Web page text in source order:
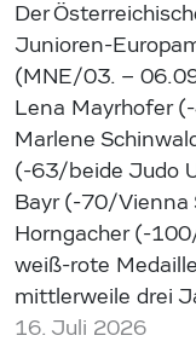
Der
Junioren-
(MNE/03. –
Lena Mayrhofer
Marlene
(-63/beide Judo
Bayr (-70/Vienna
Horngacher (-
weiß-rote
mittlerweile drei
16. Juli 2026